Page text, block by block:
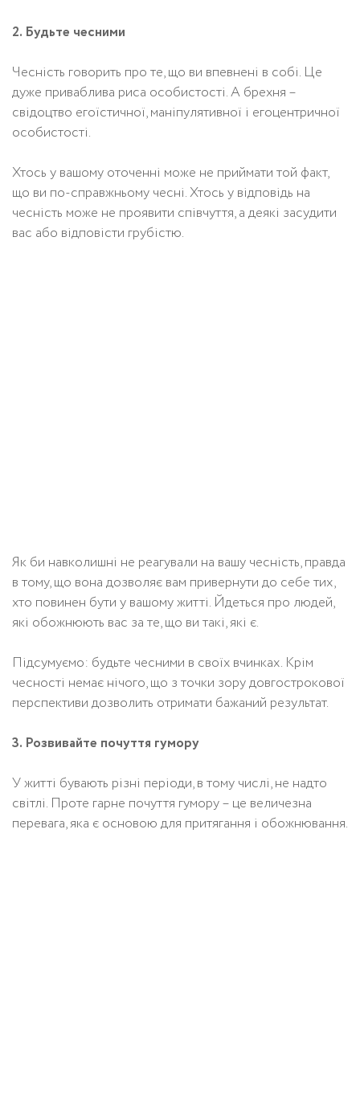
2. Будьте чесними
Чесність говорить про те, що ви впевнені в собі. Це
дуже приваблива риса особистості. А брехня –
свідоцтво егоїстичної, маніпулятивної і егоцентричної
особистості.
Хтось у вашому оточенні може не приймати той факт,
що ви по-справжньому чесні. Хтось у відповідь на
чесність може не проявити співчуття, а деякі засудити
вас або відповісти грубістю.
Як би навколишні не реагували на вашу чесність, правда
в тому, що вона дозволяє вам привернути до себе тих,
хто повинен бути у вашому житті. Йдеться про людей,
які обожнюють вас за те, що ви такі, які є.
Підсумуємо: будьте чесними в своїх вчинках. Крім
чесності немає нічого, що з точки зору довгострокової
перспективи дозволить отримати бажаний результат.
3. Розвивайте почуття гумору
У житті бувають різні періоди, в тому числі, не надто
світлі. Проте гарне почуття гумору – це величезна
перевага, яка є основою для притягання і обожнювання.